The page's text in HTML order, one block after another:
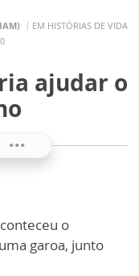
EM HISTÓRIAS DE VIDA
ajudar o
o
garoa, junto